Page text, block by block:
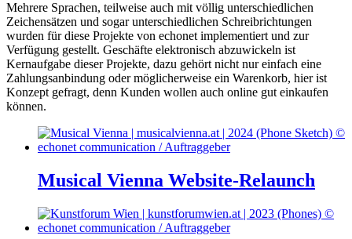
Mehrere Sprachen, teilweise auch mit völlig unterschiedlichen
Zeichensätzen und sogar unterschiedlichen Schreibrichtungen
wurden für diese Projekte von echonet implementiert und zur
Verfügung gestellt. Geschäfte elektronisch abzuwickeln ist
Kernaufgabe dieser Projekte, dazu gehört nicht nur einfach eine
Zahlungsanbindung oder möglicherweise ein Warenkorb, hier ist
Konzept gefragt, denn Kunden wollen auch online gut einkaufen
können.
Musical Vienna Website-Relaunch